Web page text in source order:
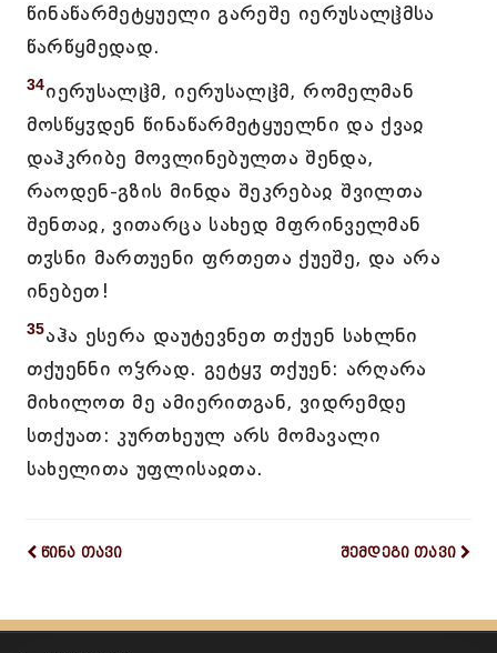
წინაწარმეტყუელი გარეშე იერუსალჱმსა
წარწყმედად.
34იერუსალჱმ, იერუსალჱმ, რომელმან
მოსწყჳდენ წინაწარმეტყუელნი და ქვაჲ
დაჰკრიბე მოვლინებულთა შენდა,
რაოდენ-გზის მინდა შეკრებაჲ შვილთა
შენთაჲ, ვითარცა სახედ მფრინველმან
თჳსნი მართუენი ფრთეთა ქუეშე, და არა
ინებეთ!
35აჰა ესერა დაუტევნეთ თქუენ სახლნი
თქუენნი ოჴრად. გეტყჳ თქუენ: არღარა
მიხილოთ მე ამიერითგან, ვიდრემდე
სთქუათ: კურთხეულ არს მომავალი
სახელითა უფლისაჲთა.
წინა თავი შემდეგი თავი